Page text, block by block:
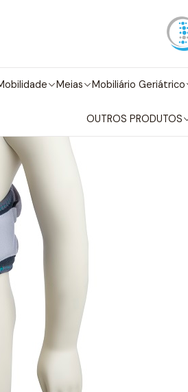
Meias Mobiliário Geriátrico
OUTROS PRODUTOS
Ortopedia Pediátrica